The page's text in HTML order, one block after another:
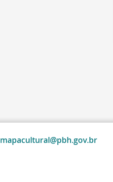
mapacultural@pbh.gov.br